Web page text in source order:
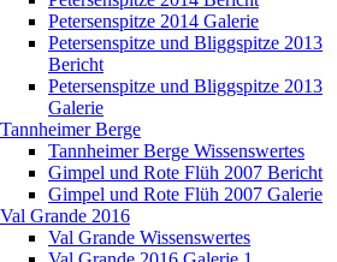
Petersenspitze 2014 Galerie
Petersenspitze und Bliggspitze 2013
Bericht
Petersenspitze und Bliggspitze 2013
Galerie
Tannheimer Berge
Tannheimer Berge Wissenswertes
Gimpel und Rote Flüh 2007 Bericht
Gimpel und Rote Flüh 2007 Galerie
Val Grande 2016
Val Grande Wissenswertes